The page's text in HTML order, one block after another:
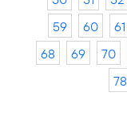
59
60 61
68
69 70
78